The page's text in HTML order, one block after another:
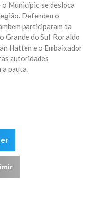
o Município se desloca
Defendeu o
participaram da
Grande do Sul Ronaldo
Hatten e o Embaixador
autoridades
a pauta.